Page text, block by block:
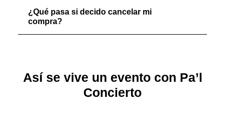
¿Qué pasa si decido cancelar mi
compra?
Así se vive un evento con Pa’l
Concierto